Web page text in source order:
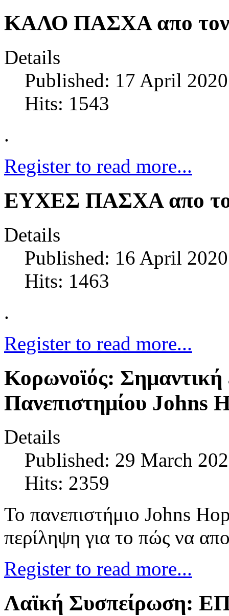
ΚΑΛΟ ΠΑΣΧΑ απο τον
Details
Published: 17 April 2020
Hits: 1543
.
Register to read more...
ΕΥΧΕΣ ΠΑΣΧΑ απο
Details
Published: 16 April 2020
Hits: 1463
.
Register to read more...
Κορωνοϊός:
Πανεπιστημίου Johns
Details
Published: 29 March
Hits: 2359
Το πανεπιστήμιο Johns
περίληψη για το πώς να
Register to read more...
Λαϊκή Συσπείρωση: